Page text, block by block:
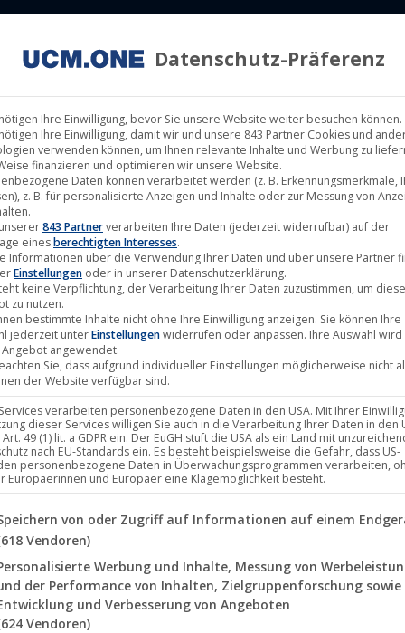
LABELS KINOVERLEIH MUSIK LABELS
„Awakening“ und
Datenschutz-Präferenz
Ihre Einwilligung, bevor Sie unsere Website weiter besuchen können.
Ihre Einwilligung, damit wir und unsere 843 Partner Cookies und
verwenden können, um Ihnen relevante Inhalte und Werbung zu
finanzieren und optimieren wir unsere Website.
Daten können verarbeitet werden (z. B. Erkennungsmerkmale,
z. B. für personalisierte Anzeigen und Inhalte oder zur Messung von
843 Partnerverarbeiten Ihre Daten (jederzeit widerrufbar) auf der
einesberechtigten Interesses.
Informationen über die Verwendung Ihrer Daten und über unsere Partner
Einstellungen oder in unserer Datenschutzerklärung.
keine Verpflichtung, der Verarbeitung Ihrer Daten zuzustimmen, um
zu nutzen.
bestimmte Inhalte nicht ohne Ihre Einwilligung anzeigen. Sie können Ihre
jederzeit unterEinstellungenwiderrufen oder anpassen. Ihre Auswahl wird
angewendet.
Sie, dass aufgrund individueller Einstellungen möglicherweise nicht
der Website verfügbar sind.
verarbeiten personenbezogene Daten in den USA. Mit Ihrer
dieser Services willigen Sie auch in die Verarbeitung Ihrer Daten in den
Art. 49 (1) lit. a GDPR ein. Der EuGH stuft die USA als ein Land mit
nach EU-Standards ein. Es besteht beispielsweise die Gefahr, dass US-
personenbezogene Daten in Überwachungsprogrammen verarbeiten,
Europäerinnen und Europäer eine Klagemöglichkeit besteht.
finden Sie eine Liste der Zwecke des IAB
von oder Zugriff auf Informationen auf einem
Vendoren)
Werbung und Inhalte, Messung von
der Performance von Inhalten, Zielgruppenforschung sowie
und Verbesserung von Angeboten
Vendoren)